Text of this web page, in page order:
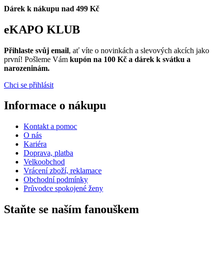
Dárek k nákupu nad 499 Kč
eKAPO KLUB
Přihlaste svůj email, ať víte o novinkách a slevových akcích jako
první! Pošleme Vám kupón na 100 Kč a dárek k svátku a
narozeninám.
Chci se přihlásit
Informace o nákupu
Kontakt a pomoc
O nás
Kariéra
Doprava, platba
Velkoobchod
Vrácení zboží, reklamace
Obchodní podmínky
Průvodce spokojené ženy
Staňte se naším fanouškem